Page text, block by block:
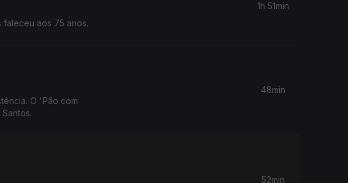
faleceu aos 75 anos.
1h 51min
O 'Pão com
48min
52min